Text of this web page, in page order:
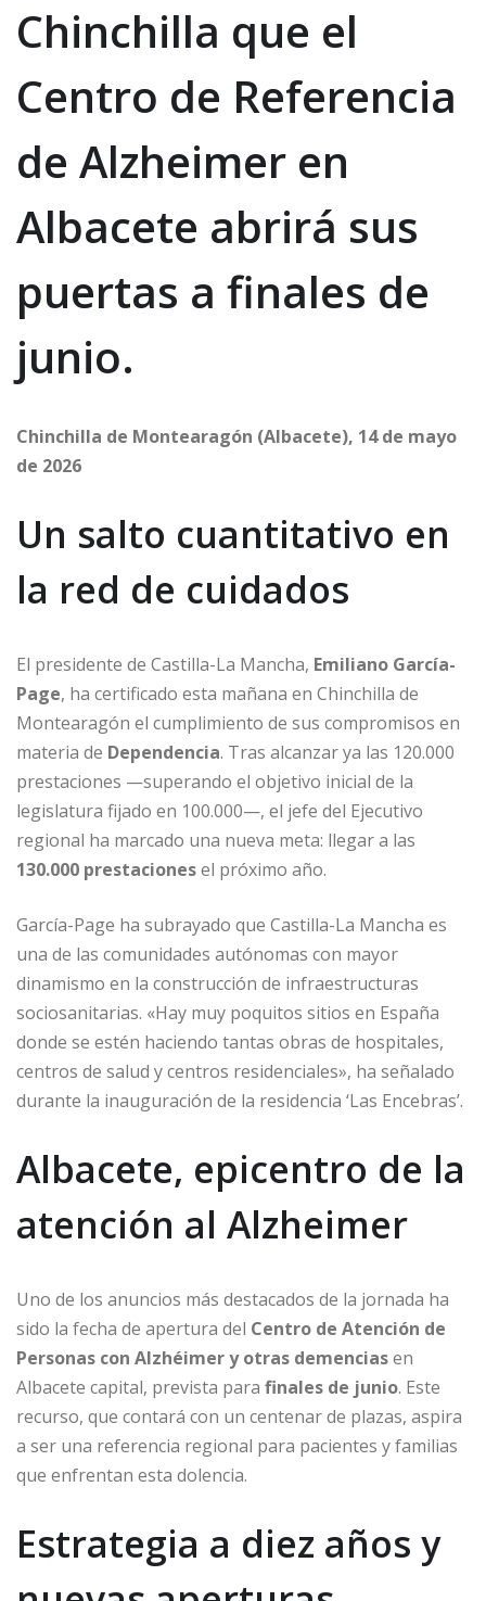
Chinchilla que el
Centro de Referencia
de Alzheimer en
Albacete abrirá sus
puertas a finales de
junio.
Chinchilla de Montearagón (Albacete), 14 de mayo
de 2026
Un salto cuantitativo en
la red de cuidados
El presidente de Castilla-La Mancha, Emiliano García-
Page, ha certificado esta mañana en Chinchilla de
Montearagón el cumplimiento de sus compromisos en
materia de Dependencia. Tras alcanzar ya las 120.000
prestaciones —superando el objetivo inicial de la
legislatura fijado en 100.000—, el jefe del Ejecutivo
regional ha marcado una nueva meta: llegar a las
130.000 prestacionesel próximo año.
García-Page ha subrayado que Castilla-La Mancha es
una de las comunidades autónomas con mayor
dinamismo en la construcción de infraestructuras
sociosanitarias. «Hay muy poquitos sitios en España
donde se estén haciendo tantas obras de hospitales,
centros de salud y centros residenciales», ha señalado
durante la inauguración de la residencia ‘Las Encebras’.
Albacete, epicentro de la
atención al Alzheimer
Uno de los anuncios más destacados de la jornada ha
sido la fecha de apertura del Centro de Atención de
Personas con Alzhéimer y otras demenciasen
Albacete capital, prevista para finales de junio. Este
recurso, que contará con un centenar de plazas, aspira
a ser una referencia regional para pacientes y familias
que enfrentan esta dolencia.
Estrategia a diez años y